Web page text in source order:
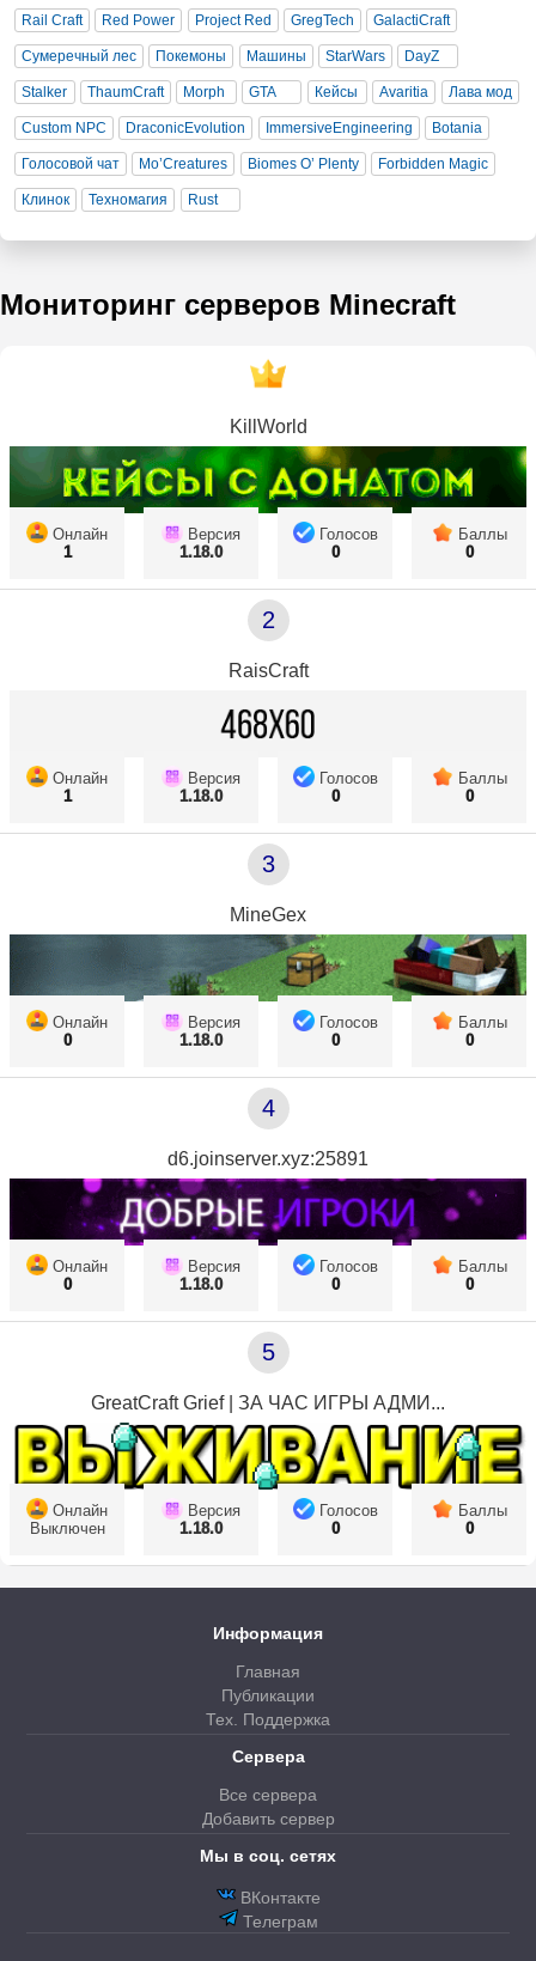
Rail Craft Red Power Project Red GregTech GalactiCraft
Сумеречный лес Покемоны Машины StarWars DayZ
Stalker ThaumCraft Morph GTA Кейсы Avaritia Лава мод
Custom NPC DraconicEvolution ImmersiveEngineering Botania
Голосовой чат Mo’Creatures Biomes O’ Plenty Forbidden Magic
Клинок Техномагия Rust
Мониторинг серверов Minecraft
KillWorld
Онлайн
1
Версия
1.18.0
Голосов
0
Баллы
0
2
RaisCraft
Онлайн
1
Версия
1.18.0
Голосов
0
Баллы
0
3
MineGex
Онлайн
0
Версия
1.18.0
Голосов
0
Баллы
0
4
d6.joinserver.xyz:25891
Онлайн
0
Версия
1.18.0
Голосов
0
Баллы
0
5
GreatCraft Grief | ЗА ЧАС ИГРЫ АДМИ...
Онлайн
Выключен
Версия
1.18.0
Голосов
0
Баллы
0
Информация
Главная
Публикации
Тех. Поддержка
Сервера
Все сервера
Добавить сервер
Мы в соц. сетях
ВКонтакте
Телеграм